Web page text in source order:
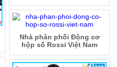
Nhà phân phối Động cơ
hộp số Rossi Việt Nam